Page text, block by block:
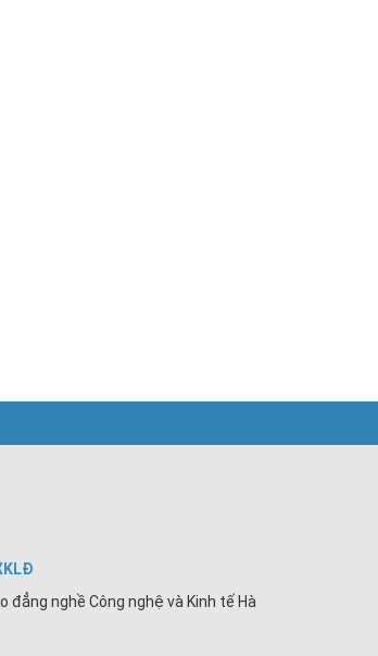
đẳng nghề Công nghệ và Kinh tế Hà